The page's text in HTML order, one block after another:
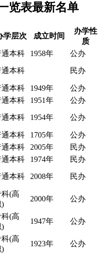
览表最新名单
学层次 成立时间
办学性
质
通本科 1958年 公办
通本科 民办
通本科 1949年
公办
通本科 1951年 公办
通本科 1954年 公办
通本科 1705年
公办
通本科 2005年
民办
通本科 1974年 民办
通本科 2008年 民办
(高
)
2000年 公办
(高
)
1947年 公办
(高
)
1923年 公办